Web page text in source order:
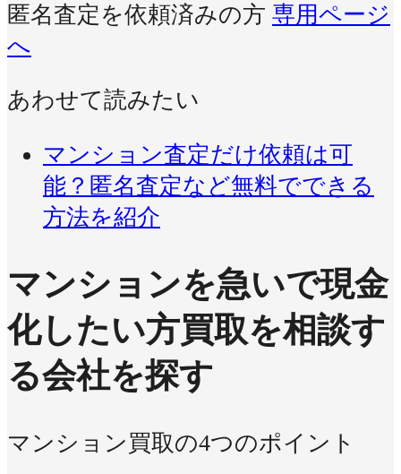
匿名査定を依頼済みの方 専用ページ
へ
あわせて読みたい
マンション査定だけ依頼は可
能？匿名査定など無料でできる
方法を紹介
マンションを急いで現金
化したい方買取を相談す
る会社を探す
マンション買取の4つのポイント